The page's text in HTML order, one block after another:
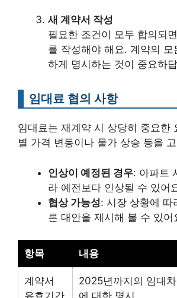
새 계약서 작성
필요한 조건이 모두 합의되
를 작성해야 해요. 계약의
하게 명시하는 것이 중요하
임대료 협의 사항
임대료는 재계약 시 상당히 중요한
별 가격 변동이나 물가 상승 등을
인상이 예정된 경우: 아파트
라 예전보다 인상될 수 있어
협상 가능성: 시장 상황에 따
른 대안을 제시해 볼 수 있어
항목 내용
계약서
유효기간
2025년까지의 임대
에 대한 명시